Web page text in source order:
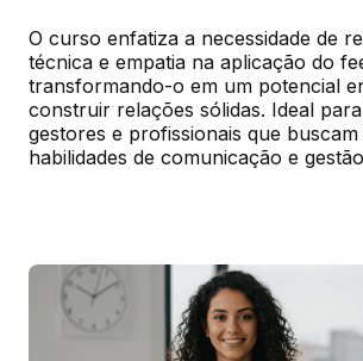
O curso enfatiza a necessidade de
técnica e empatia na aplicação do
transformando-o em um potencial
construir relações sólidas. Ideal
gestores e profissionais que
habilidades de comunicação e